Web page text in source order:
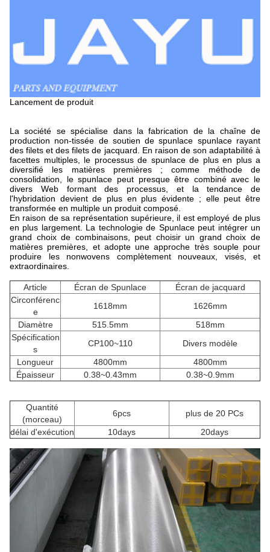
Lancement de produit
La société se spécialise dans la fabrication de la chaîne de
production non-tissée de soutien de spunlace spunlace rayant
des filets et des filets de jacquard. En raison de son adaptabilité à
facettes multiples, le processus de spunlace de plus en plus a
diversifié les matières premières ; comme méthode de
consolidation, le spunlace peut presque être combiné avec le
divers Web formant des processus, et la tendance de
l'hybridation devient de plus en plus évidente ; elle peut être
transformée en multiple un produit composé.
En raison de sa représentation supérieure, il est employé de plus
en plus largement. La technologie de Spunlace peut intégrer un
grand choix de combinaisons, peut choisir un grand choix de
matières premières, et adopte une approche très souple pour
produire les nonwovens complètement nouveaux, visés, et
extraordinaires.
Article Écran de Spunlace
Écran de jacquard
Circonférenc
e
1618mm
1626mm
Diamètre
515.5mm
518mm
Spécification
s
CP100~110
Divers modèle
Longueur
4800mm
4800mm
Épaisseur
0.38~0.43mm 0.38~0.9mm
Quantité
(morceau)
6pcs
plus de 20 PCs
délai d'exécution
10days 20days